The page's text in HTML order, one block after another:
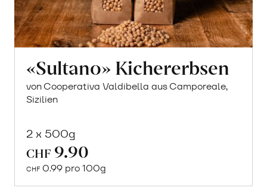
«Sultano» Kichererbsen
von Cooperativa Valdibella aus Camporeale,
Sizilien
2 x 500g
CHF 9.90
CHF 0.99 pro 100g
Warenkorb